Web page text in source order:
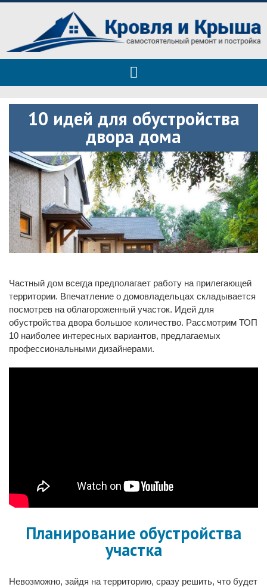
Roof tops — только полезные
советы
Полезные советы при строительстве дома и ремонте
10 идей для обустройства
двора дома
Частный дом всегда предполагает работу на прилегающей
территории. Впечатление о домовладельцах складывается
посмотрев на облагороженный участок. Идей для
обустройства двора большое количество. Рассмотрим ТОП
10 наиболее интересных вариантов, предлагаемых
профессиональными дизайнерами.
Планирование обустройства
участка
Невозможно, зайдя на территорию, сразу решить, что будет